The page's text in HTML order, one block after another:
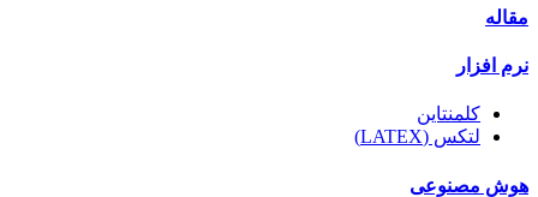
مقاله
نرم افزار
کلمنتاین
لتکس (LATEX)
هوش مصنوعی